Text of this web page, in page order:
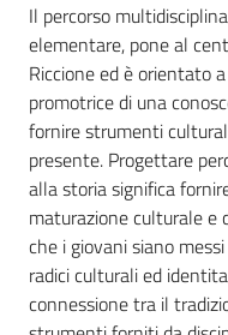
su
Il percorso
elementare, pone al
Riccione ed è orientato
promotrice di una
fornire strumenti
presente. Progettare
alla storia significa
maturazione culturale
che i giovani siano
radici culturali ed
connessione tra il